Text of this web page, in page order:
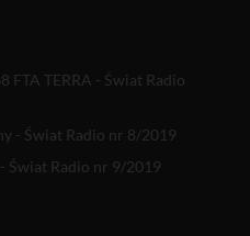
FTA TERRA - Świat Radio
- Świat Radio nr 8/2019
Świat Radio nr 9/2019